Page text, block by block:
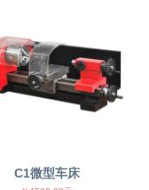
C1微型车床